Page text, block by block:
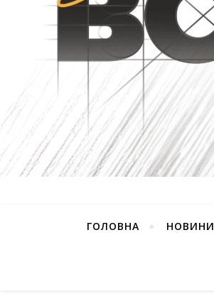
ГОЛОВНА НОВИНИ